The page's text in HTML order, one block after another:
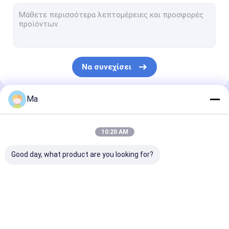
εφημερίδα που κατασκευάζει τη μηχανή
Έγγραφο που κάνει τα μέρη μηχανών
Να συνεχίσει
Οι Κατηγορίες Μας
Ma
10:20 AM
Good day, what product are you looking for?